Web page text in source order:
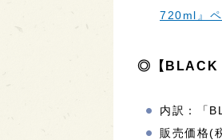
720ml』
◎【BLACK
内訳：「
販売価格(